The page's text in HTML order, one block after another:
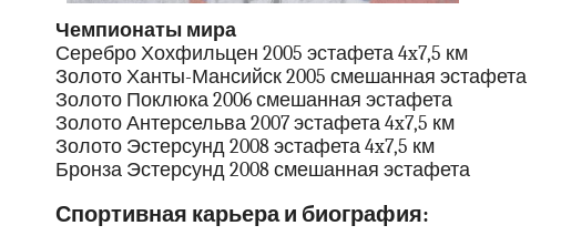
Чемпионаты мира
Серебро Хохфильцен 2005 эстафета 4x7,5 км
Золото Ханты-Мансийск 2005 смешанная эстафета
Золото Поклюка 2006 смешанная эстафета
Золото Антерсельва 2007 эстафета 4x7,5 км
Золото Эстерсунд 2008 эстафета 4x7,5 км
Бронза Эстерсунд 2008 смешанная эстафета
Спортивная карьера и биография: